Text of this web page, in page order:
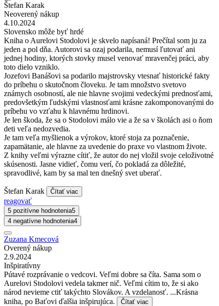
Štefan Karak
Neoverený nákup
4.10.2024
Slovensko môže byť hrdé
Kniha o Aurelovi Stodolovi je skvelo napísaná! Prečítal som ju za
jeden a pol dňa. Autorovi sa ozaj podarila, nemusí ľutovať ani
jednej hodiny, ktorých stovky musel venovať mravenčej práci, aby
toto dielo vzniklo.
Jozefovi Banášovi sa podarilo majstrovsky vtesnať historické fakty
do príbehu o skutočnom človeku. Je tam množstvo svetovo
známych osobností, ale nie hlavne svojimi vedeckými prednosťami,
predovšetkým ľudskými vlastnosťami krásne zakomponovanými do
príbehu vo vzťahu k hlavnému hrdinovi.
Je len škoda, že sa o Stodolovi málo vie a že sa v školách asi o ňom
deti veľa nedozvedia.
Je tam veľa myšlienok a výrokov, ktoré stoja za poznačenie,
zapamätanie, ale hlavne za uvedenie do praxe vo vlastnom živote.
Z knihy veľmi výrazne cítiť, že autor do nej vložil svoje celoživotné
skúsenosti. Jasne vidieť, čomu verí, čo pokladá za dôležité,
spravodlivé, kam by sa mal ten dnešný svet uberať.
Štefan Karak Čítať viac
reagovať
5 pozitívne hodnotenia5
4 negatívne hodnotenia4
Zuzana Kmecová
Overený nákup
2.9.2024
Inšpiratívny
Pútavé rozprávanie o vedcovi. Veľmi dobre sa číta. Sama som o
Aurelovi Stodolovi vedela takmer nič. Veľmi cítim to, že si ako
národ nevieme ctiť takýchto Slovákov. A vzdelanosť. ...Krásna
kniha, po Baťovi ďalšia inšpirujúca.
Čítať viac